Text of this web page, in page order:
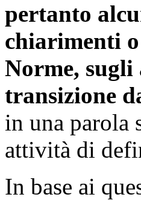
pertanto
chiarimenti
Norme, sugli
transizione
in una parola
attività di
In base ai